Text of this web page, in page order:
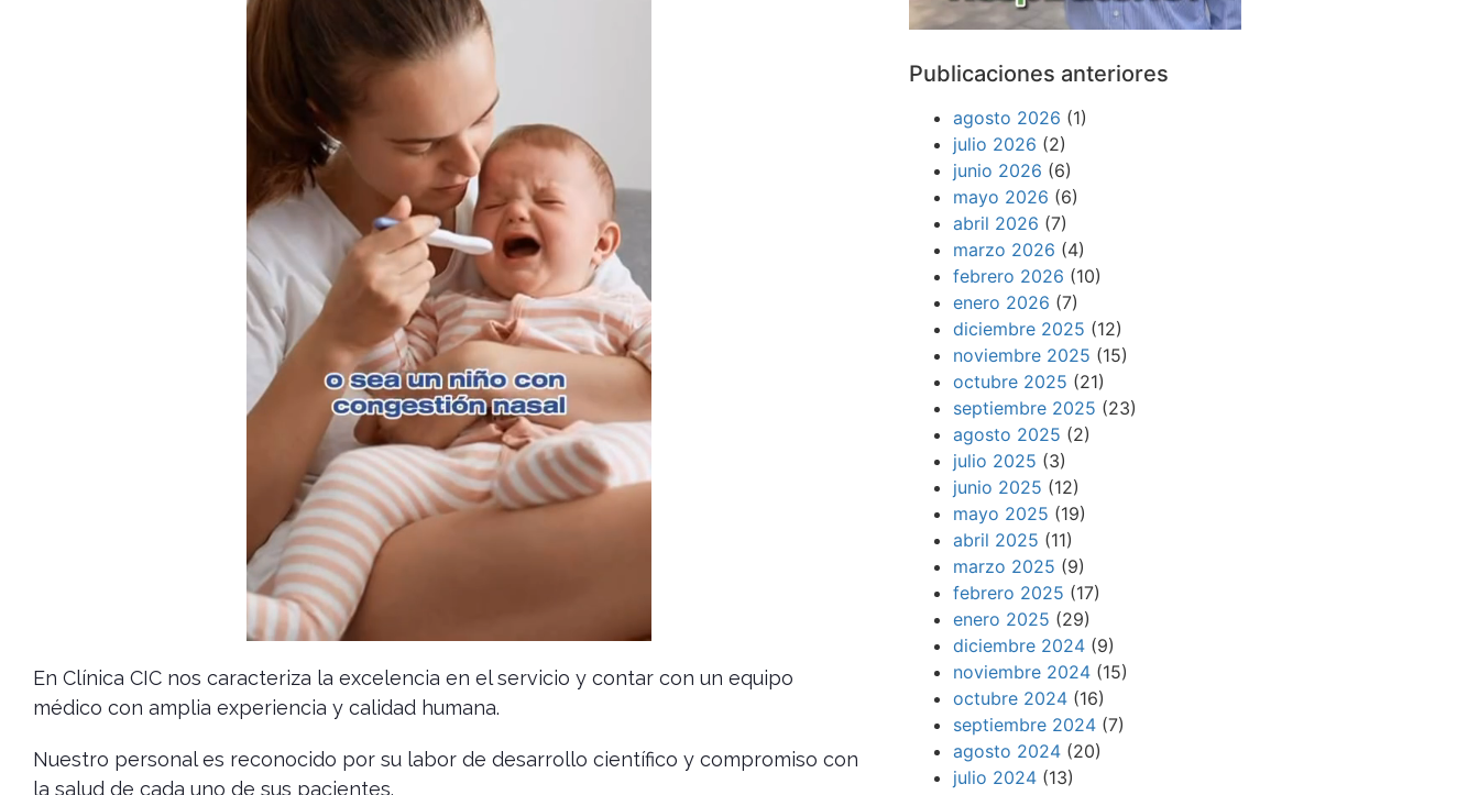
En Clínica CIC nos caracteriza la excelencia en el servicio y contar con un equipo
médico con amplia experiencia y calidad humana.
Nuestro personal es reconocido por su labor de desarrollo científico y compromiso con
la salud de cada uno de sus pacientes.
Publicaciones anteriores
agosto 2026 (1)
julio 2026 (2)
junio 2026 (6)
mayo 2026 (6)
abril 2026 (7)
marzo 2026 (4)
febrero 2026 (10)
enero 2026 (7)
diciembre 2025 (12)
noviembre 2025 (15)
octubre 2025 (21)
septiembre 2025 (23)
agosto 2025 (2)
julio 2025 (3)
junio 2025 (12)
mayo 2025 (19)
abril 2025 (11)
marzo 2025 (9)
febrero 2025 (17)
enero 2025 (29)
diciembre 2024 (9)
noviembre 2024 (15)
octubre 2024 (16)
septiembre 2024 (7)
agosto 2024 (20)
julio 2024 (13)